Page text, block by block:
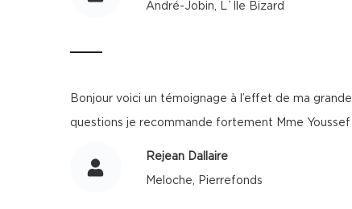
André-Jobin, L`Ile Bizard
Bonjour voici un témoignage à l’effet de ma
questions je recommande fortement Mme
Rejean Dallaire
Meloche, Pierrefonds